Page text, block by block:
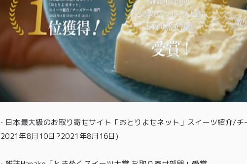
特定商取引法に基づく表記
・ 日本最大級のお取り寄せサイト「おとりよせネット」スイーツ紹介/
年8月10日?2021年8月16日)